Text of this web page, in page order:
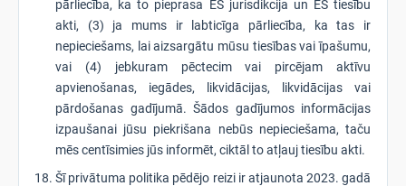
pārliecība, ka to pieprasa ES jurisdikcija un ES tiesību
akti, (3) ja mums ir labticīga pārliecība, ka tas ir
nepieciešams, lai aizsargātu mūsu tiesības vai īpašumu,
vai (4) jebkuram pēctecim vai pircējam aktīvu
apvienošanas, iegādes, likvidācijas, likvidācijas vai
pārdošanas gadījumā. Šādos gadījumos informācijas
izpaušanai jūsu piekrišana nebūs nepieciešama, taču
mēs centīsimies jūs informēt, ciktāl to atļauj tiesību akti.
Šī privātuma politika pēdējo reizi ir atjaunota 2023. gadā